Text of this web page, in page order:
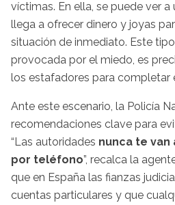
víctimas. En ella, se puede ver
llega a ofrecer dinero y joyas
situación de inmediato. Este
provocada por el miedo, es
los estafadores para completar
Ante este escenario, la Policía
recomendaciones clave para
“Las autoridades nunca te van
por teléfono”, recalca la
que en España las fianzas
cuentas particulares y que